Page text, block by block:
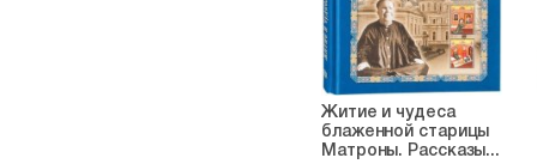
Житие и чудеса
блаженной старицы
Матроны. Рассказы...